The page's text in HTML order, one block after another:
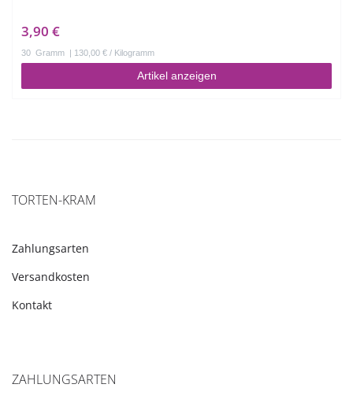
3,90 €
30 Gramm | 130,00 € / Kilogramm
Artikel anzeigen
TORTEN-KRAM
Zahlungsarten
Versandkosten
Kontakt
ZAHLUNGSARTEN